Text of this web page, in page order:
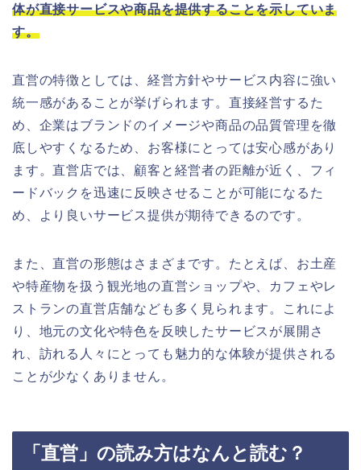
体が直接サービスや商品を提供することを示していま
す。
直営の特徴としては、経営方針やサービス内容に強い
統一感があることが挙げられます。直接経営するた
め、企業はブランドのイメージや商品の品質管理を徹
底しやすくなるため、お客様にとっては安心感があり
ます。直営店では、顧客と経営者の距離が近く、フィ
ードバックを迅速に反映させることが可能になるた
め、より良いサービス提供が期待できるのです。
また、直営の形態はさまざまです。たとえば、お土産
や特産物を扱う観光地の直営ショップや、カフェやレ
ストランの直営店舗なども多く見られます。これによ
り、地元の文化や特色を反映したサービスが展開さ
れ、訪れる人々にとっても魅力的な体験が提供される
ことが少なくありません。
「直営」の読み方はなんと読む？